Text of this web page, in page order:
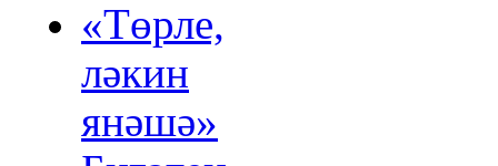
«Төрле,
ләкин
янәшә»